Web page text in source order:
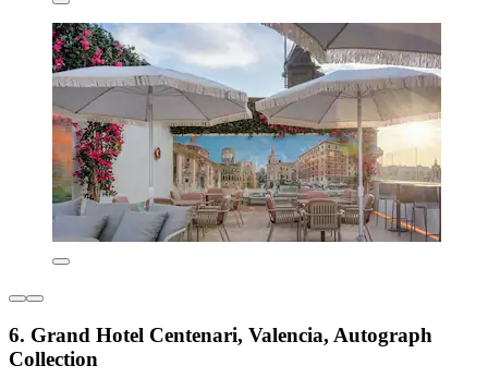
6. Grand Hotel Centenari, Valencia, Autograph
Collection